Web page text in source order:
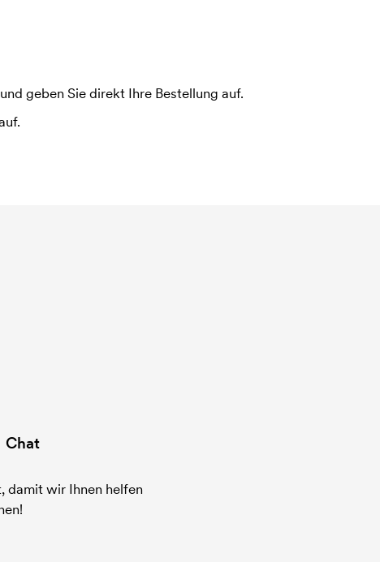
geben Sie direkt Ihre Bestellung auf.
Chat
damit wir Ihnen helfen